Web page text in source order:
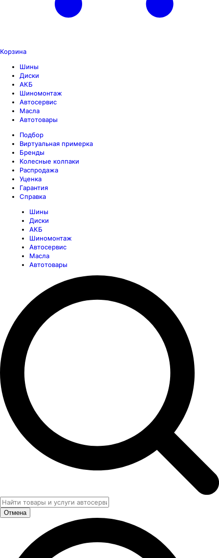
Корзина
Шины
Диски
АКБ
Шиномонтаж
Автосервис
Масла
Автотовары
Подбор
Виртуальная примерка
Бренды
Колесные колпаки
Распродажа
Уценка
Гарантия
Справка
Шины
Диски
АКБ
Шиномонтаж
Автосервис
Масла
Автотовары
Отмена